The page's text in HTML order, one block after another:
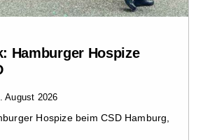
Hamburger Hospize
August 2026
Hospize beim CSD Hamburg,